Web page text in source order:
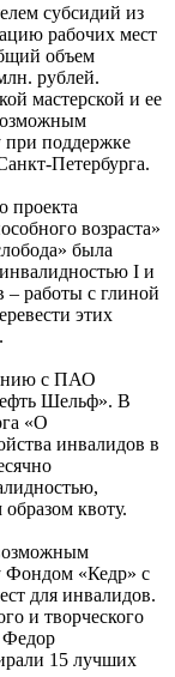
субсидий из
рабочих мест
объем
рублей.
мастерской и ее
при поддержке
проекта
возраста»
была
I и
работы с глиной
этих
с ПАО
Шельф». В
«О
инвалидов в
квоту.
Фондом «Кедр» с
для инвалидов.
и творческого
Федор
15 лучших